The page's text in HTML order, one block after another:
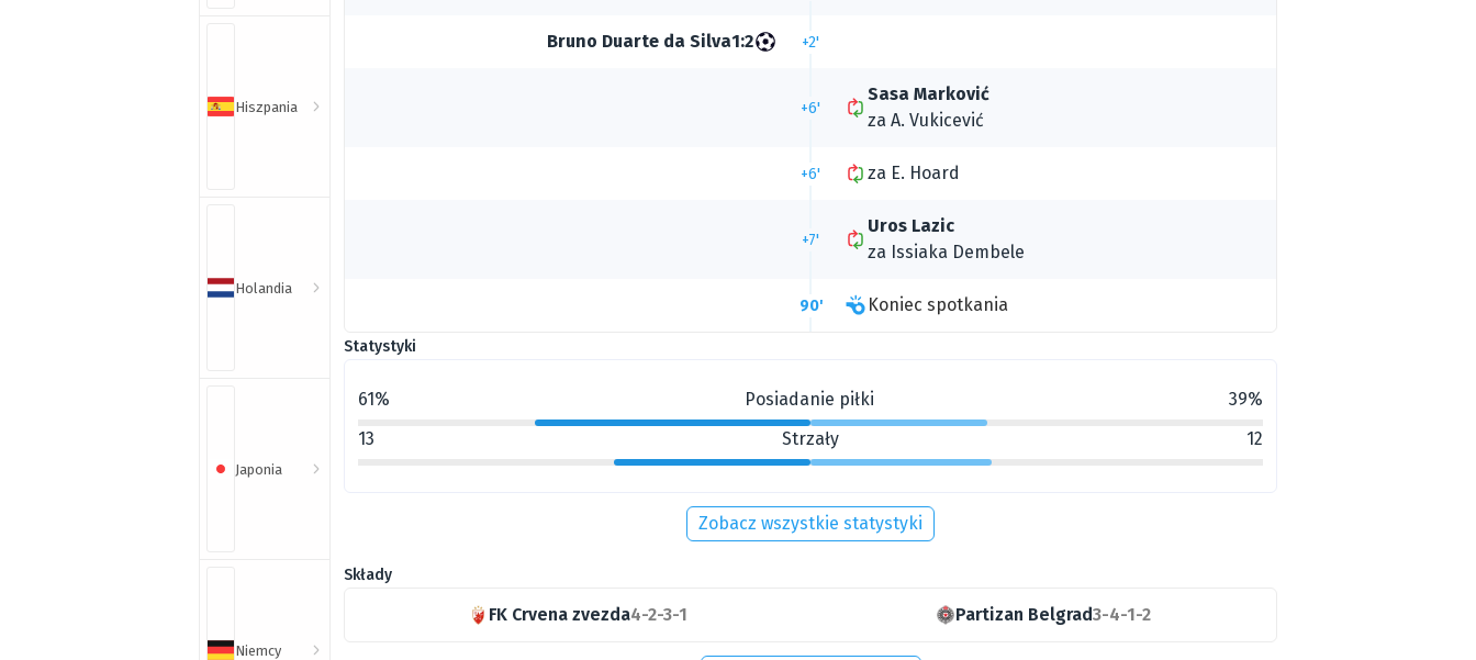
Hiszpania
Holandia
Japonia
Niemcy
1:2
Bruno Duarte da Silva +2'
+6'
Sasa Marković
za A. Vukicević
+6' za E. Hoard
+7'
Uros Lazic
za Issiaka Dembele
90' Koniec spotkania
Statystyki
61% Posiadanie piłki
39%
13
Strzały 12
Zobacz wszystkie statystyki
Składy
FK Crvena zvezda4-2-3-1 Partizan Belgrad3-4-1-2